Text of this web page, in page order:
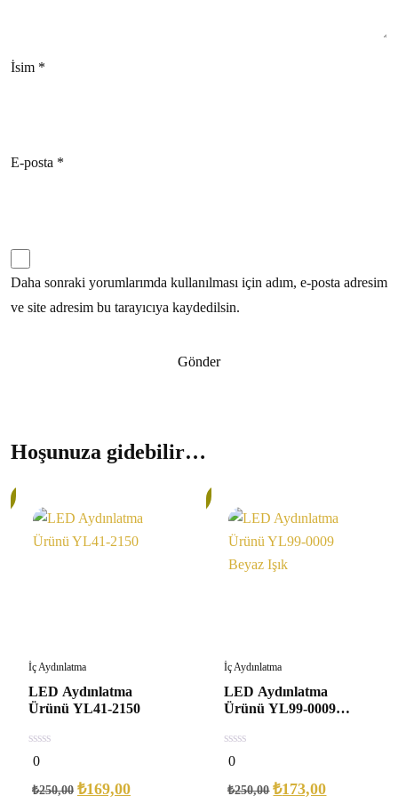
İsim *
E-posta *
Daha sonraki yorumlarımda kullanılması için adım, e-posta adresim
ve site adresim bu tarayıcıya kaydedilsin.
Hoşunuza gidebilir…
İç Aydınlatma
LED Aydınlatma
Ürünü YL41-2150
0
out
5
0
₺250,00 ₺169,00
İç Aydınlatma
LED Aydınlatma
Ürünü YL99-0009
0
out
5
0
₺250,00 ₺173,00